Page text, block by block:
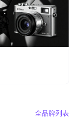
全品牌列表